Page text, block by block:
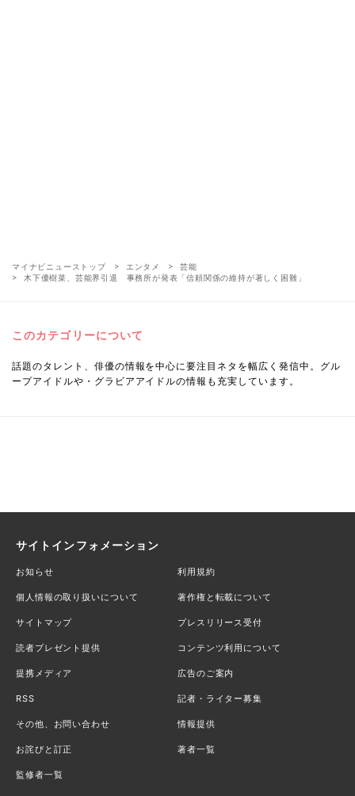
マイナビニューストップ エンタメ
芸能
木下優樹菜、芸能界引退 事務所が発表「信頼関係の維持が著しく困難」
このカテゴリーについて
話題のタレント、俳優の情報を中心に要注目ネタを幅広く発信中。グル
ープアイドルや・グラビアアイドルの情報も充実しています。
サイトインフォメーション
お知らせ 利用規約
個人情報の取り扱いについて 著作権と転載について
サイトマップ プレスリリース受付
読者プレゼント提供 コンテンツ利用について
提携メディア 広告のご案内
RSS 記者・ライター募集
その他、お問い合わせ 情報提供
お詫びと訂正 著者一覧
監修者一覧